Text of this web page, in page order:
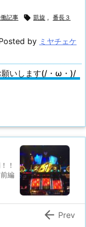
記事  凱旋 , 番長３
by ミヤチェケ
いします(/・ω・)/
！
編
 Prev